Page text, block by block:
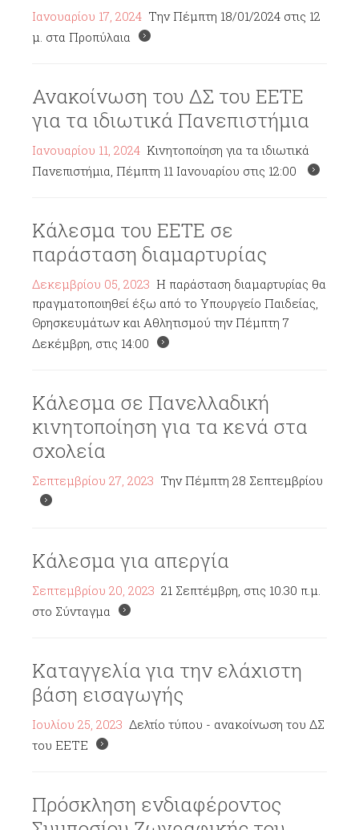
Ιανουαρίου 17, 2024 Την Πέμπτη 18/01/2024 στις 12
μ. στα Προπύλαια
Ανακοίνωση του ΔΣ του ΕΕΤΕ
για τα ιδιωτικά Πανεπιστήμια
Ιανουαρίου 11, 2024 Κινητοποίηση για τα ιδιωτικά
Πανεπιστήμια, Πέμπτη 11 Ιανουαρίου στις 12:00
Κάλεσμα του ΕΕΤΕ σε
παράσταση διαμαρτυρίας
Δεκεμβρίου 05, 2023 Η παράσταση διαμαρτυρίας θα
πραγματοποιηθεί έξω από το Υπουργείο Παιδείας,
Θρησκευμάτων και Αθλητισμού την Πέμπτη 7
Δεκέμβρη, στις 14:00
Κάλεσμα σε Πανελλαδική
κινητοποίηση για τα κενά στα
σχολεία
Σεπτεμβρίου 27, 2023 Την Πέμπτη 28 Σεπτεμβρίου
Κάλεσμα για απεργία
Σεπτεμβρίου 20, 2023 21 Σεπτέμβρη, στις 10.30 π.μ.
στο Σύνταγμα
Καταγγελία για την ελάχιστη
βάση εισαγωγής
Ιουλίου 25, 2023 Δελτίο τύπου - ανακοίνωση του ΔΣ
του ΕΕΤΕ
Πρόσκληση ενδιαφέροντος